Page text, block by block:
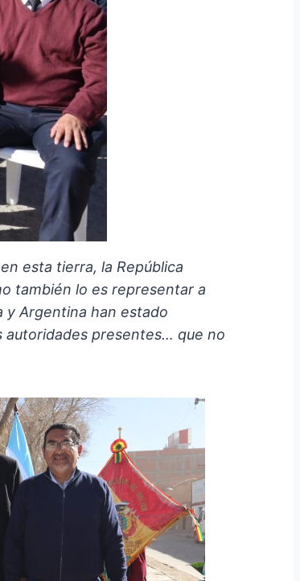
esta tierra, la República
también lo es representar a
y Argentina han estado
autoridades presentes… que no